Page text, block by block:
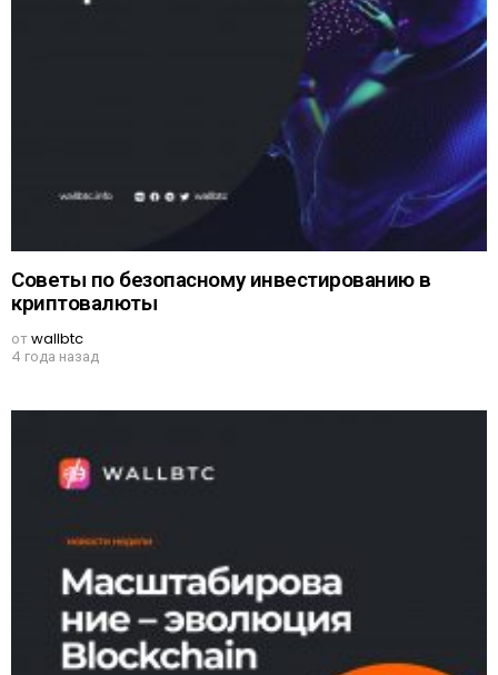
Советы по безопасному инвестированию в
криптовалюты
отwallbtc
4 года назад